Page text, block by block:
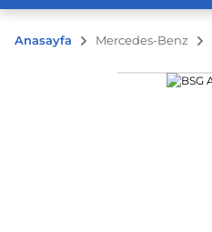
Anasayfa Mercedes-Benz